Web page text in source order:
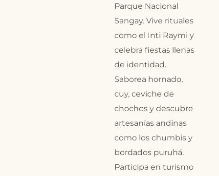
Parque Nacional
Sangay. Vive rituales
como el Inti Raymi y
celebra fiestas llenas
de identidad.
Saborea hornado,
cuy, ceviche de
chochos y descubre
artesanías andinas
como los chumbis y
bordados puruhá.
Participa en turismo